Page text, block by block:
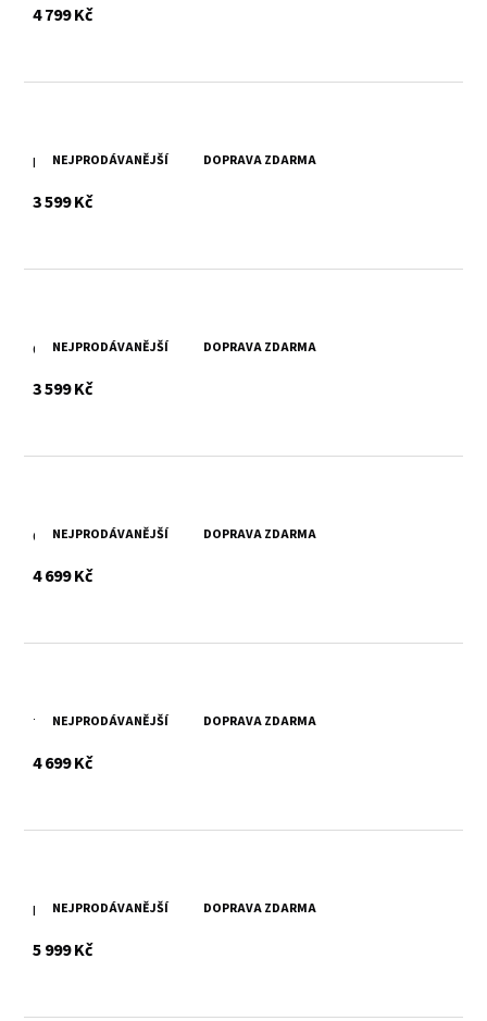
4 799 Kčs DPH
NEJPRODÁVANĚJŠÍ DOPRAVA ZDARMA
Hnědá kožená taška Divoký býk
3 599 Kčs DPH
NEJPRODÁVANĚJŠÍ DOPRAVA ZDARMA
Černá kožená taška Divoký býk
3 599 Kčs DPH
NEJPRODÁVANĚJŠÍ DOPRAVA ZDARMA
Černá kožená taška Divoký býk
4 699 Kčs DPH
NEJPRODÁVANĚJŠÍ DOPRAVA ZDARMA
Tmavě hnědá kožená taška Divoký býk
4 699 Kčs DPH
NEJPRODÁVANĚJŠÍ DOPRAVA ZDARMA
Pánská černá kožená aktovka Divoký býk
5 999 Kčs DPH